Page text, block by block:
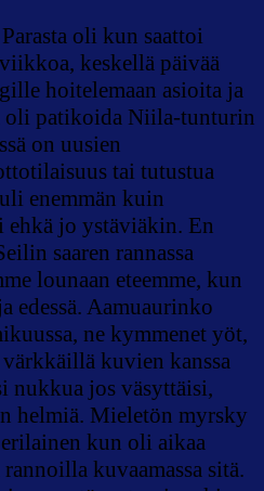
oli kun saattoi
keskellä päivää
hoitelemaan asioita ja
oli patikoida Niila-tunturin
on uusien
tai tutustua
enemmän kuin
jo ystäviäkin. En
saaren rannassa
lounaan eteemme, kun
edessä. Aamuaurinko
ne kymmenet yöt,
kuvien kanssa
nukkua jos väsyttäisi,
helmiä. Mieletön myrsky
kun oli aikaa
kuvaamassa sitä.